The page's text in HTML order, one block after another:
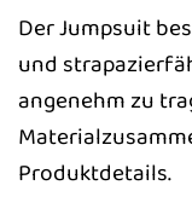
Der Jumpsuit
und
angenehm zu
Produktdetails.